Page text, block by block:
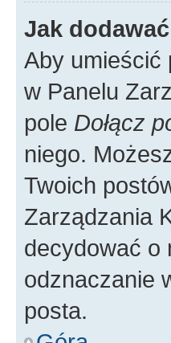
Jak
Aby umieścić
w Panelu
pole Dołącz
niego.
Twoich
Zarządzania
decydować o
odznaczanie
posta.